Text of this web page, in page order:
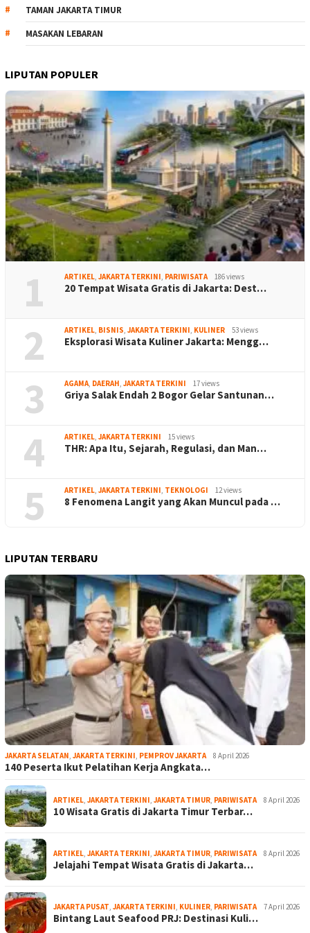
TAMAN JAKARTA TIMUR
MASAKAN LEBARAN
LIPUTAN POPULER
1 ARTIKEL JAKARTA TERKINI PARIWISATA 186 views
20 Tempat Wisata Gratis di Jakarta: Dest…
2 ARTIKEL BISNIS JAKARTA TERKINI KULINER 53 views
Eksplorasi Wisata Kuliner Jakarta: Mengg…
3 AGAMA DAERAH JAKARTA TERKINI 17 views
Griya Salak Endah 2 Bogor Gelar Santunan…
4 ARTIKEL JAKARTA TERKINI 15 views
THR: Apa Itu, Sejarah, Regulasi, dan Man…
5 ARTIKEL JAKARTA TERKINI TEKNOLOGI 12 views
8 Fenomena Langit yang Akan Muncul pada …
LIPUTAN TERBARU
JAKARTA SELATAN JAKARTA TERKINI PEMPROV JAKARTA 8 April 2026
140 Peserta Ikut Pelatihan Kerja Angkata…
ARTIKEL JAKARTA TERKINI JAKARTA TIMUR PARIWISATA 8 April 2026
10 Wisata Gratis di Jakarta Timur Terbar…
ARTIKEL JAKARTA TERKINI JAKARTA TIMUR PARIWISATA 8 April 2026
Jelajahi Tempat Wisata Gratis di Jakarta…
JAKARTA PUSAT JAKARTA TERKINI KULINER PARIWISATA 7 April 2026
Bintang Laut Seafood PRJ: Destinasi Kuli…